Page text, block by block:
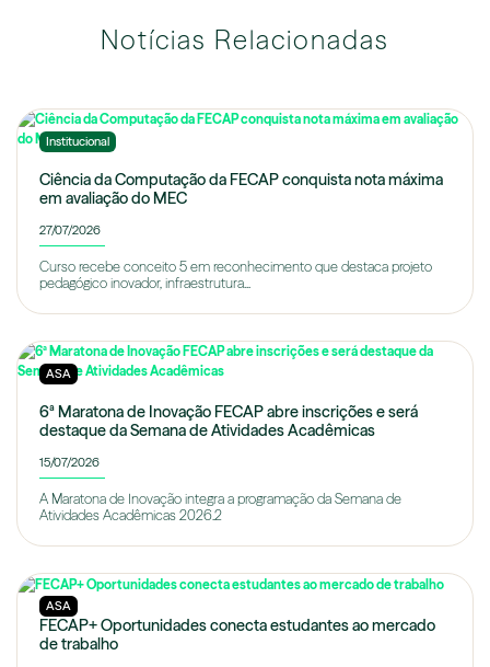
Notícias Relacionadas
Institucional
Ciência da Computação da FECAP conquista nota máxima
em avaliação do MEC
27/07/2026
Curso recebe conceito 5 em reconhecimento que destaca projeto
pedagógico inovador, infraestrutura...
ASA
6ª Maratona de Inovação FECAP abre inscrições e será
destaque da Semana de Atividades Acadêmicas
15/07/2026
A Maratona de Inovação integra a programação da Semana de
Atividades Acadêmicas 2026.2
ASA
FECAP+ Oportunidades conecta estudantes ao mercado
de trabalho